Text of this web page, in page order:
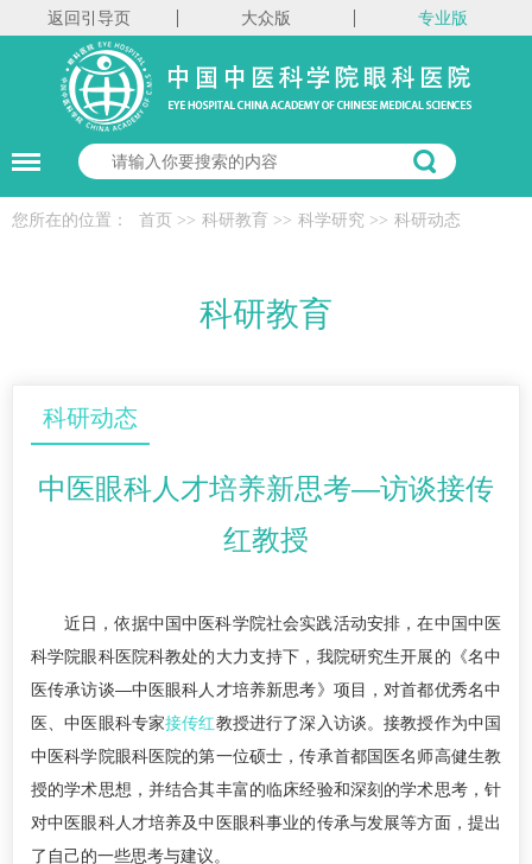
返回引导页 大众版 专业版
您所在的位置： 首页 >> 科研教育 >> 科学研究 >> 科研动态
科研教育
科研动态
中医眼科人才培养新思考—访谈接传
红教授
近日，依据中国中医科学院社会实践活动安排，在中国中医
科学院眼科医院科教处的大力支持下，我院研究生开展的《名中
医传承访谈—中医眼科人才培养新思考》项目，对首都优秀名中
医、中医眼科专家接传红教授进行了深入访谈。接教授作为中国
中医科学院眼科医院的第一位硕士，传承首都国医名师高健生教
授的学术思想，并结合其丰富的临床经验和深刻的学术思考，针
对中医眼科人才培养及中医眼科事业的传承与发展等方面，提出
了自己的一些思考与建议。